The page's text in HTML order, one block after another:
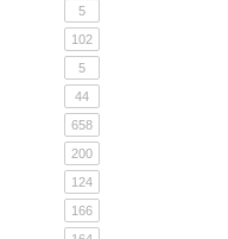
5
102
5
44
658
200
124
166